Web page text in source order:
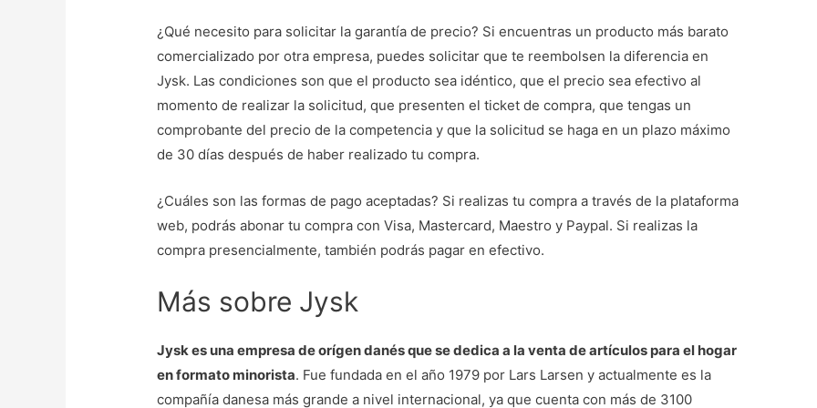
¿Qué necesito para solicitar la garantía de precio? Si encuentras un producto más barato
comercializado por otra empresa, puedes solicitar que te reembolsen la diferencia en
Jysk. Las condiciones son que el producto sea idéntico, que el precio sea efectivo al
momento de realizar la solicitud, que presenten el ticket de compra, que tengas un
comprobante del precio de la competencia y que la solicitud se haga en un plazo máximo
de 30 días después de haber realizado tu compra.
¿Cuáles son las formas de pago aceptadas? Si realizas tu compra a través de la plataforma
web, podrás abonar tu compra con Visa, Mastercard, Maestro y Paypal. Si realizas la
compra presencialmente, también podrás pagar en efectivo.
Más sobre Jysk
Jysk es una empresa de orígen danés que se dedica a la venta de artículos para el hogar
en formato minorista. Fue fundada en el año 1979 por Lars Larsen y actualmente es la
compañía danesa más grande a nivel internacional, ya que cuenta con más de 3100